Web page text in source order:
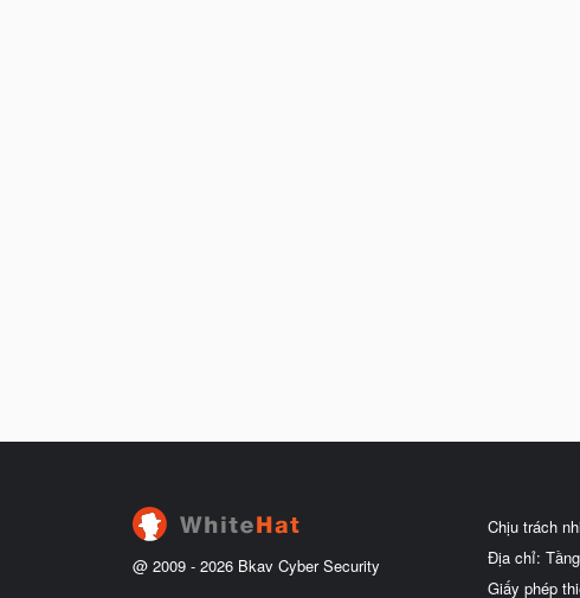
@ 2009 - 2026 Bkav Cyber Security
Chịu trách
Địa chỉ:
Giấy phép